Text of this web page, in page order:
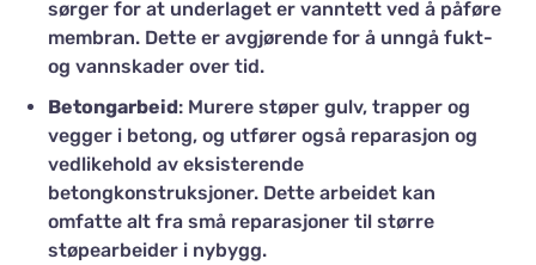
sørger for at underlaget er vanntett ved å påføre
membran. Dette er avgjørende for å unngå fukt-
og vannskader over tid.
Betongarbeid: Murere støper gulv, trapper og
vegger i betong, og utfører også reparasjon og
vedlikehold av eksisterende
betongkonstruksjoner. Dette arbeidet kan
omfatte alt fra små reparasjoner til større
støpearbeider i nybygg.